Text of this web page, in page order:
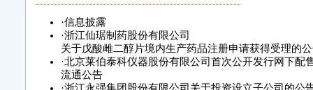
·信息披露
·浙江仙琚制药股份有限公司
关于戊酸雌二醇片境内生产药品注册申请获得受理的
·北京莱伯泰科仪器股份有限公司首次公开发行网下配
流通公告